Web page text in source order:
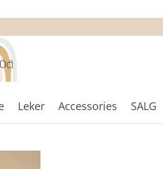
Leker Accessories SALG